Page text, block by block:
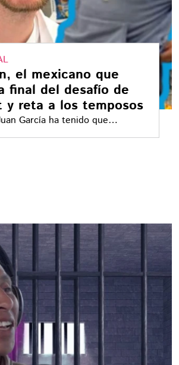
el mexicano que
final del desafío de
y reta a los temposos
García ha tenido que
actitudes consideradas